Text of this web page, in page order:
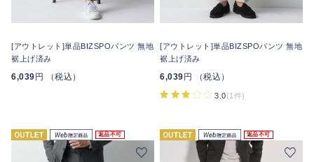
[アウトレット]単品BIZSPOパンツ 無地
裾上げ済み
6,039 円 （税込）
[アウトレット]単品BIZSPOパンツ 無地
裾上げ済み
6,039 円 （税込）
3.0(1件)
返品不可 返品不可